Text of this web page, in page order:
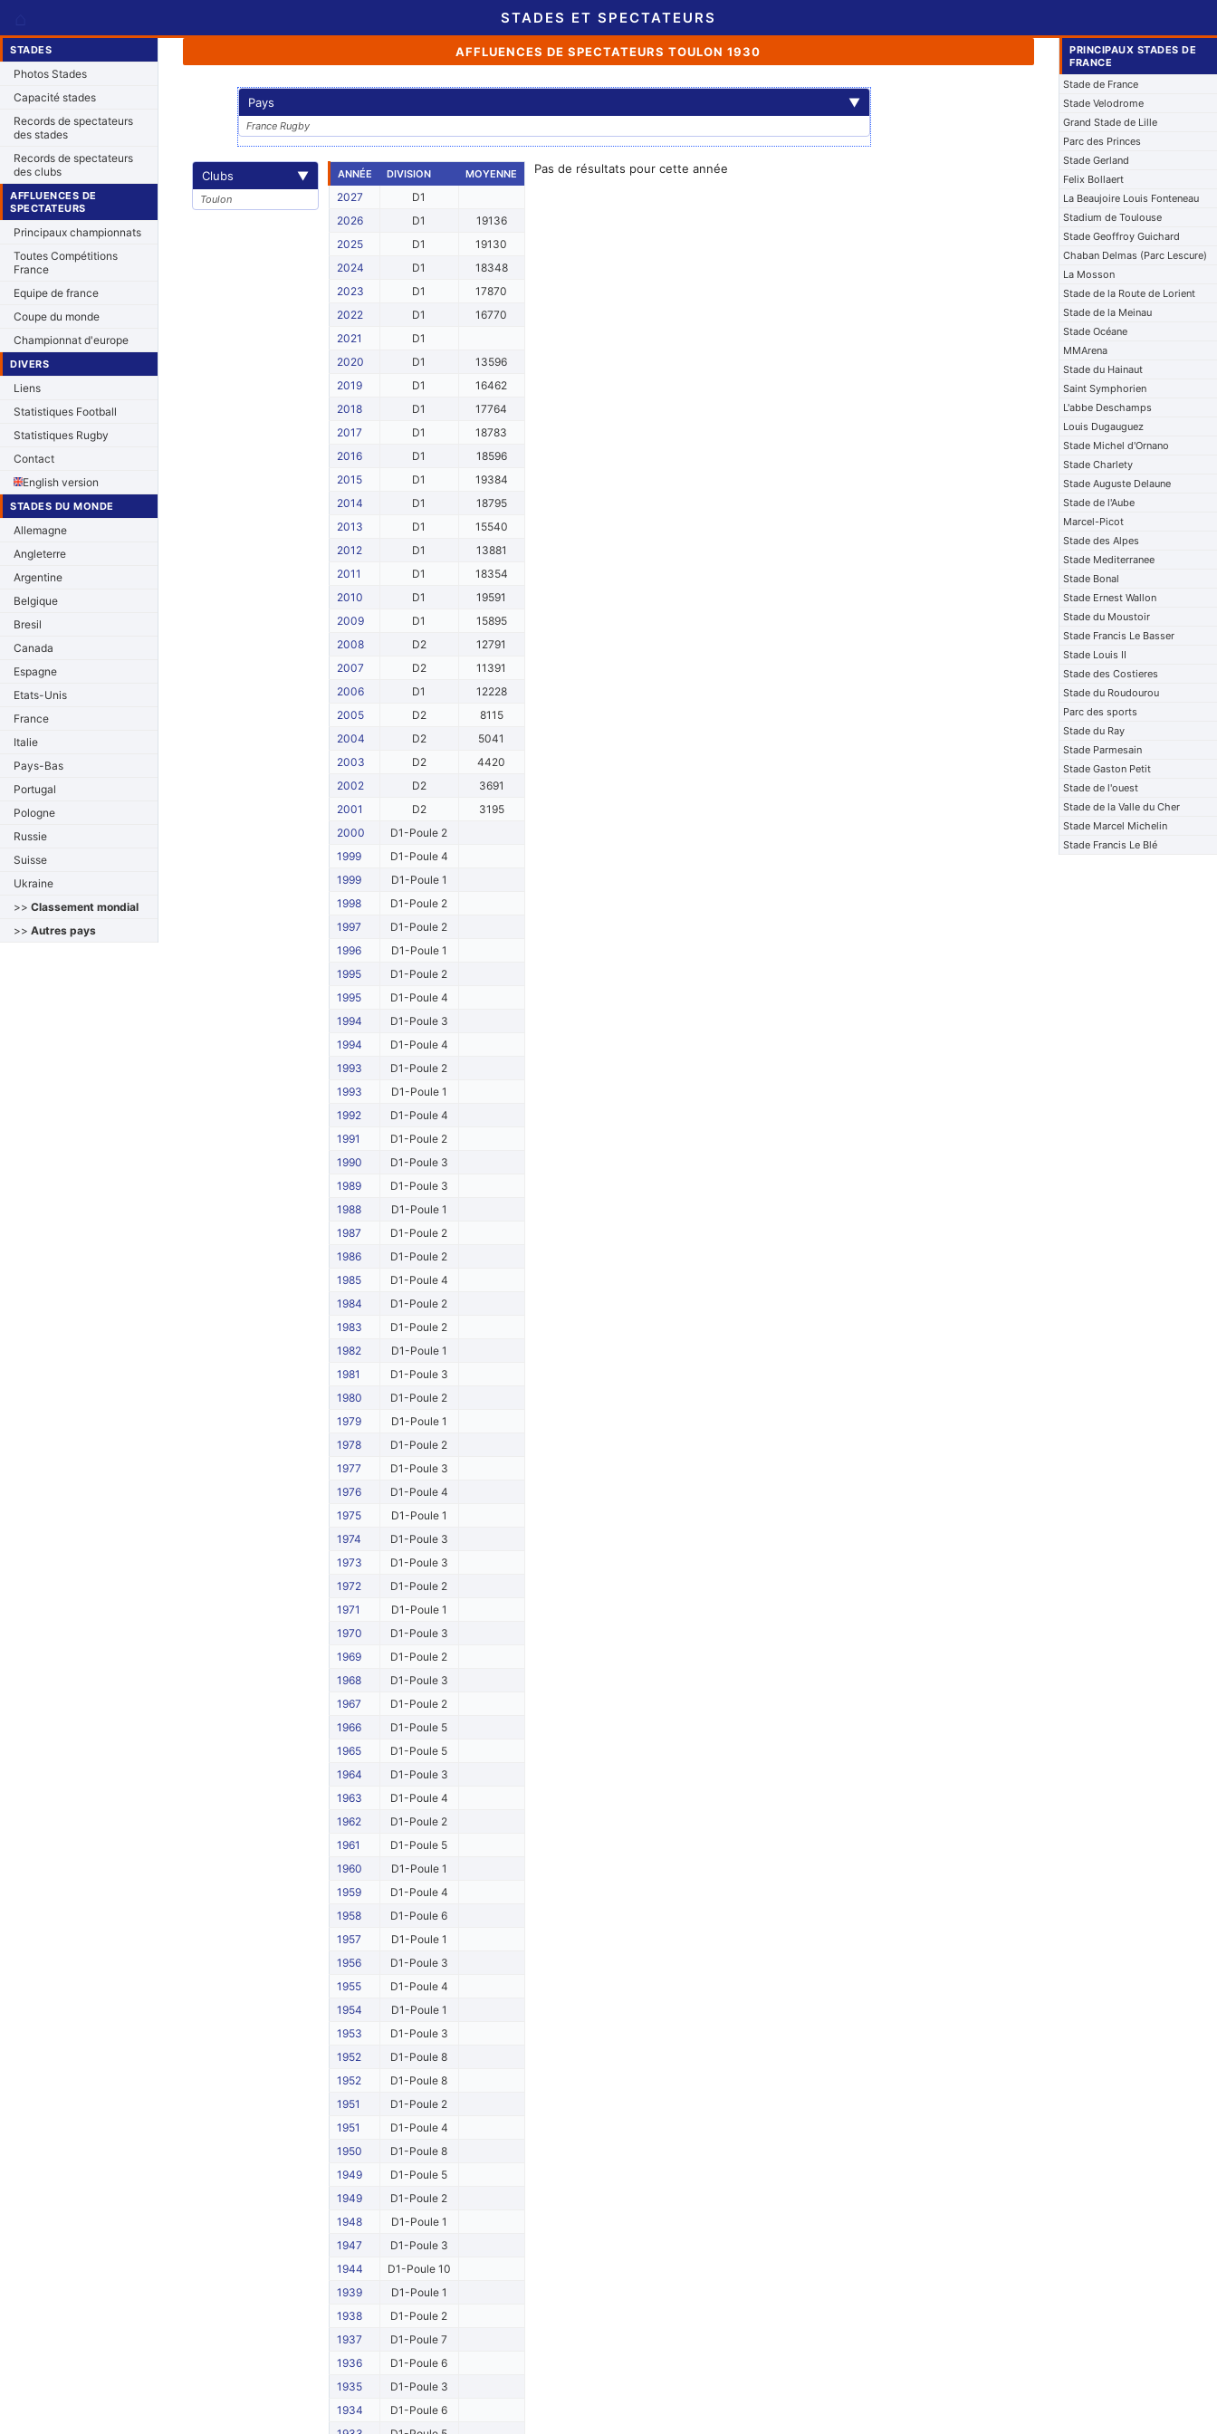
STADES ET SPECTATEURS
STADES
Photos Stades
Capacité stades
Records de spectateurs
des stades
Records de spectateurs
des clubs
AFFLUENCES DE
SPECTATEURS
Principaux championnats
Toutes Compétitions
France
Equipe de france
Coupe du monde
Championnat d'europe
DIVERS
Liens
Statistiques Football
Statistiques Rugby
Contact
English version
STADES DU MONDE
Allemagne
Angleterre
Argentine
Belgique
Bresil
Canada
Espagne
Etats-Unis
France
Italie
Pays-Bas
Portugal
Pologne
Russie
Suisse
Ukraine
>> Classement mondial
>> Autres pays
AFFLUENCES DE SPECTATEURS TOULON 1930
Pays ▼
France Rugby
Clubs ▼
Toulon
ANNÉE DIVISION MOYENNE
2027
D1
2026
D1
19136
2025
D1
19130
2024
D1
18348
2023
D1
17870
2022
D1
16770
2021
D1
2020
D1
13596
2019
D1
16462
2018
D1
17764
2017
D1
18783
2016
D1
18596
2015
D1
19384
2014
D1
18795
2013
D1
15540
2012
D1
13881
2011
D1
18354
2010
D1
19591
2009
D1
15895
2008
D2
12791
2007
D2
11391
2006
D1
12228
2005
D2
8115
2004
D2
5041
2003
D2
4420
2002
D2
3691
2001
D2
3195
2000
D1-Poule 2
1999
D1-Poule 4
1999
D1-Poule 1
1998
D1-Poule 2
1997
D1-Poule 2
1996
D1-Poule 1
1995
D1-Poule 2
1995
D1-Poule 4
1994
D1-Poule 3
1994
D1-Poule 4
1993
D1-Poule 2
1993
D1-Poule 1
1992
D1-Poule 4
1991
D1-Poule 2
1990
D1-Poule 3
1989
D1-Poule 3
1988
D1-Poule 1
1987
D1-Poule 2
1986
D1-Poule 2
1985
D1-Poule 4
1984
D1-Poule 2
1983
D1-Poule 2
1982
D1-Poule 1
1981
D1-Poule 3
1980
D1-Poule 2
1979
D1-Poule 1
1978
D1-Poule 2
1977
D1-Poule 3
1976
D1-Poule 4
1975
D1-Poule 1
1974
D1-Poule 3
1973
D1-Poule 3
1972
D1-Poule 2
1971
D1-Poule 1
1970
D1-Poule 3
1969
D1-Poule 2
1968
D1-Poule 3
1967
D1-Poule 2
1966
D1-Poule 5
1965
D1-Poule 5
1964
D1-Poule 3
1963
D1-Poule 4
1962
D1-Poule 2
1961
D1-Poule 5
1960
D1-Poule 1
1959
D1-Poule 4
1958
D1-Poule 6
1957
D1-Poule 1
1956
D1-Poule 3
1955
D1-Poule 4
1954
D1-Poule 1
1953
D1-Poule 3
1952
D1-Poule 8
1952
D1-Poule 8
1951
D1-Poule 2
1951
D1-Poule 4
1950
D1-Poule 8
1949
D1-Poule 5
1949
D1-Poule 2
1948
D1-Poule 1
1947
D1-Poule 3
1944
D1-Poule 10
1939
D1-Poule 1
1938
D1-Poule 2
1937
D1-Poule 7
1936
D1-Poule 6
1935
D1-Poule 3
1934
D1-Poule 6
Pas de résultats pour cette année
PRINCIPAUX STADES DE
FRANCE
Stade de France
Stade Velodrome
Grand Stade de Lille
Parc des Princes
Stade Gerland
Felix Bollaert
La Beaujoire Louis Fonteneau
Stadium de Toulouse
Stade Geoffroy Guichard
Chaban Delmas (Parc Lescure)
La Mosson
Stade de la Route de Lorient
Stade de la Meinau
Stade Océane
MMArena
Stade du Hainaut
Saint Symphorien
L'abbe Deschamps
Louis Dugauguez
Stade Michel d'Ornano
Stade Charlety
Stade Auguste Delaune
Stade de l'Aube
Marcel-Picot
Stade des Alpes
Stade Mediterranee
Stade Bonal
Stade Ernest Wallon
Stade du Moustoir
Stade Francis Le Basser
Stade Louis II
Stade des Costieres
Stade du Roudourou
Parc des sports
Stade du Ray
Stade Parmesain
Stade Gaston Petit
Stade de l'ouest
Stade de la Valle du Cher
Stade Marcel Michelin
Stade Francis Le Blé